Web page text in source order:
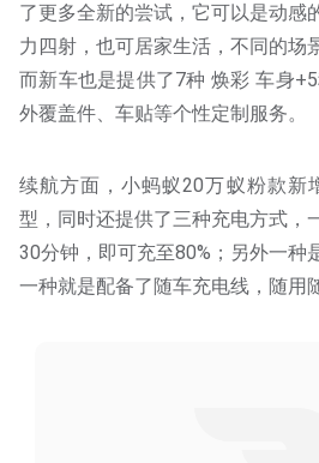
了更多全新的尝试，它可以是动感
力四射，也可居家生活，不同的场
而新车也是提供了7种 焕彩 车身
外覆盖件、车贴等个性定制服务。
续航方面，小蚂蚁20万蚁粉款新
型，同时还提供了三种充电方式，
30分钟，即可充至80%；另外一种
一种就是配备了随车充电线，随用